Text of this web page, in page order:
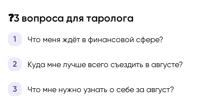
❓3 вопроса для таролога
Что меня ждёт в финансовой сфере?
Куда мне лучше всего съездить в августе?
Что мне нужно узнать о себе за август?